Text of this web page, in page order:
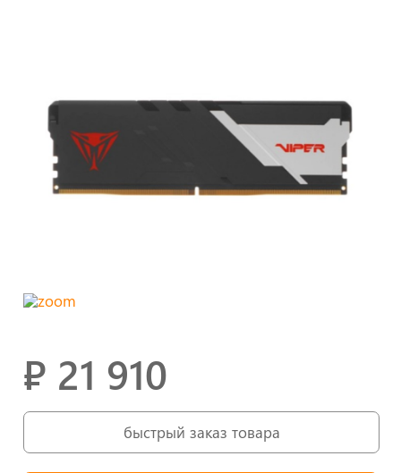
₽ 21 910
быстрый заказ товара